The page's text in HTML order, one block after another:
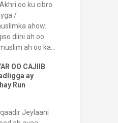
oo ku cibro
/
ahow.
diini ah oo
ah oo ka...
OO CAJIIB
ay
Run
Jeylaani